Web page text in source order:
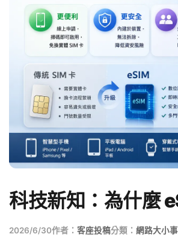
科技新知：為什麼
2026/6/30作者： 客座投稿分類： 網路大小事